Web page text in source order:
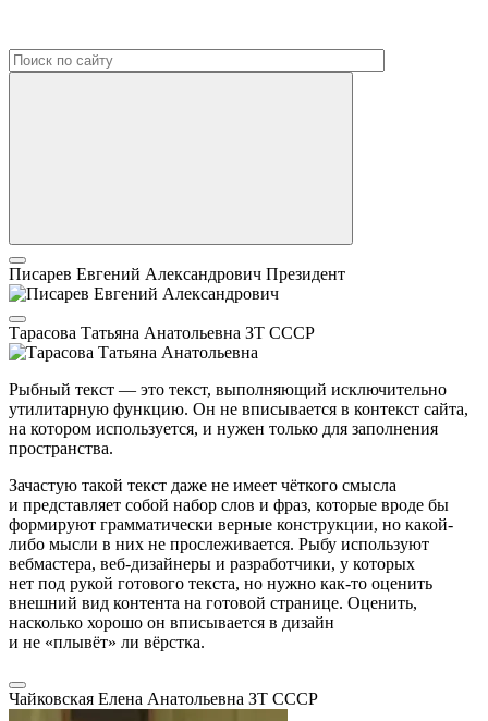
Писарев Евгений Александрович Президент
Тарасова Татьяна Анатольевна ЗТ СССР
Рыбный текст — это текст, выполняющий исключительно
утилитарную функцию. Он не вписывается в контекст сайта,
на котором используется, и нужен только для заполнения
пространства.
Зачастую такой текст даже не имеет чёткого смысла
и представляет собой набор слов и фраз, которые вроде бы
формируют грамматически верные конструкции, но какой-
либо мысли в них не прослеживается. Рыбу используют
вебмастера, веб-дизайнеры и разработчики, у которых
нет под рукой готового текста, но нужно как-то оценить
внешний вид контента на готовой странице. Оценить,
насколько хорошо он вписывается в дизайн
и не «плывёт» ли вёрстка.
Чайковская Елена Анатольевна ЗТ СССР